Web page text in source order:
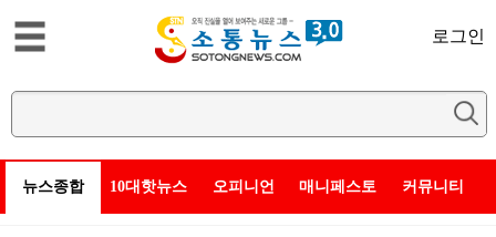
로그인
뉴스종합 10대핫뉴스 오피니언 매니페스토 커뮤니티